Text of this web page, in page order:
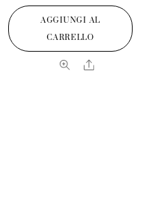
AGGIUNGI AL
CARRELLO
Share